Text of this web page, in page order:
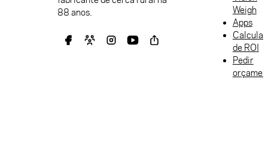
88 anos.
Weigh
Apps
de ROI
Pedir